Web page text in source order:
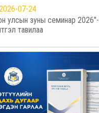
07-24
улсын зуны семинар 2026"-
тавилаа